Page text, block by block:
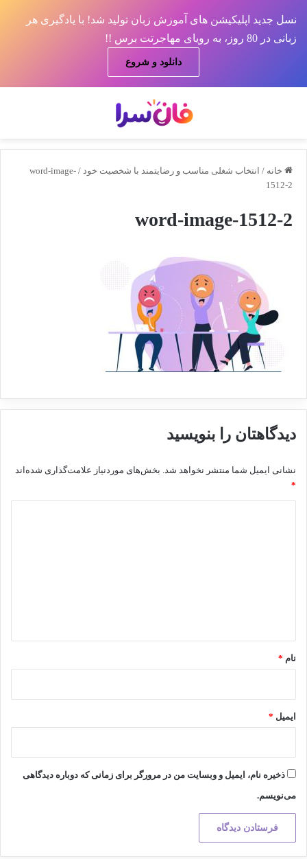
نسل جدید اپلیکیشن های آموزش زبان تولید شد! با یادگیری هر
زبانی در 80 روز، به رویای مهاجرتت برس !!
دانلود و شروع
خانه / انتخاب شغلی مناسب و رضایتمند با شخصیت خود /
word-image-
1512-2
word-image-1512-2
دیدگاهتان را بنویسید
نشانی ایمیل شما منتشر نخواهد شد. بخش‌های موردنیاز علامت‌گذاری شده‌اند
*
نام *
ایمیل *
ذخیره نام، ایمیل و وبسایت من در مرورگر برای زمانی که دوباره دیدگاهی
می‌نویسم.